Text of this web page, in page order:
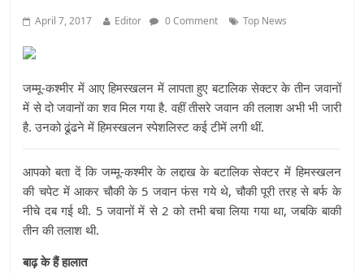
April 7, 2017 Editor 0 Comment Top News
जम्मू-कश्मीर में आए हिमस्खलन में लापता हुए बटालिक सेक्टर के तीन जवानों
में से दो जवानों का शव मिल गया है. वहीं तीसरे जवान की तलाश अभी भी जारी
है. उनको ढूंढने में हिमस्खलन स्पेशलिस्ट कई टीमें लगी थीं.
आपको बता दें कि जम्मू-कश्मीर के लद्दाख के बटालिक सेक्टर में हिमस्खलन
की चपेट में आकर चौकी के 5 जवान फंस गये थे, चौकी पूरी तरह से बर्फ के
नीचे दब गई थी. 5 जवानों में से 2 को तभी बचा लिया गया था, जबकि बाकी
तीन की तलाश थी.
बाढ़ के हैं हालात